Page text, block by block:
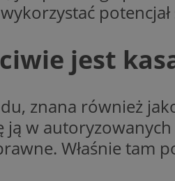
jest
znana również
ją w
Właśnie tam